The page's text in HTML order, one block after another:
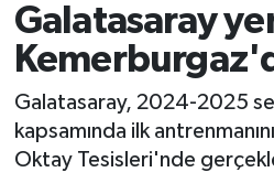
Galatasaray
Galatasaray, 2024-2025
kapsamında ilk
Oktay Tesisleri'nde
EĞİTİM
GÖKTÜRK
Son Dakika Haberleri